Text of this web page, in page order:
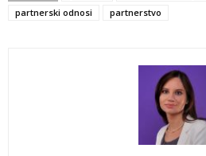
partnerski odnosi
partnerstvo